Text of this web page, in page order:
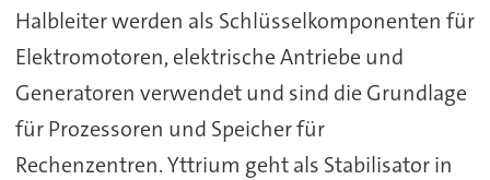
Halbleiter werden als Schlüsselkomponenten für
Elektromotoren, elektrische Antriebe und
Generatoren verwendet und sind die Grundlage
für Prozessoren und Speicher für
Rechenzentren. Yttrium geht als Stabilisator in